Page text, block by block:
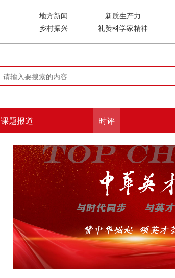
地方新闻
新质生产力
乡村振兴 礼赞科学家精神
课题报道 时评